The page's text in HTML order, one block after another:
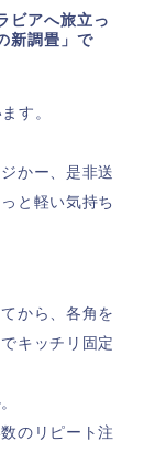
ビアへ旅立っ
新調畳」で
す。
かー、是非送
と軽い気持ち
から、各角を
キッチリ固定
のリピート注